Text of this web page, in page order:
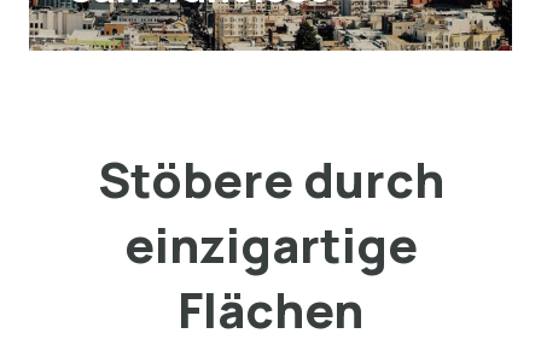
Stöbere durch
einzigartige
Flächen